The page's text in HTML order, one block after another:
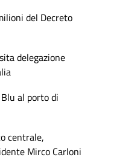
del Decreto
delegazione
al porto di
centrale,
Mirco Carloni